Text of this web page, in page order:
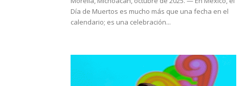
Día de Muertos es mucho más que una fecha en el
calendario; es una celebración...